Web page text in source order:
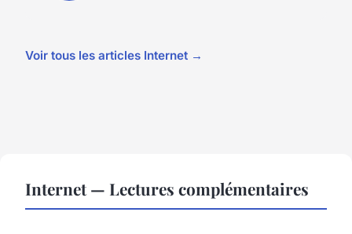
Voir tous les articles Internet →
Internet — Lectures complémentaires